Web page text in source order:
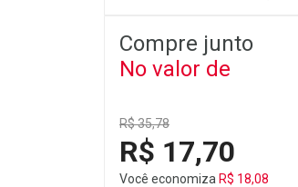
Compre junto
No valor de
R$ 35,78
R$ 17,70
Você economiza R$ 18,08